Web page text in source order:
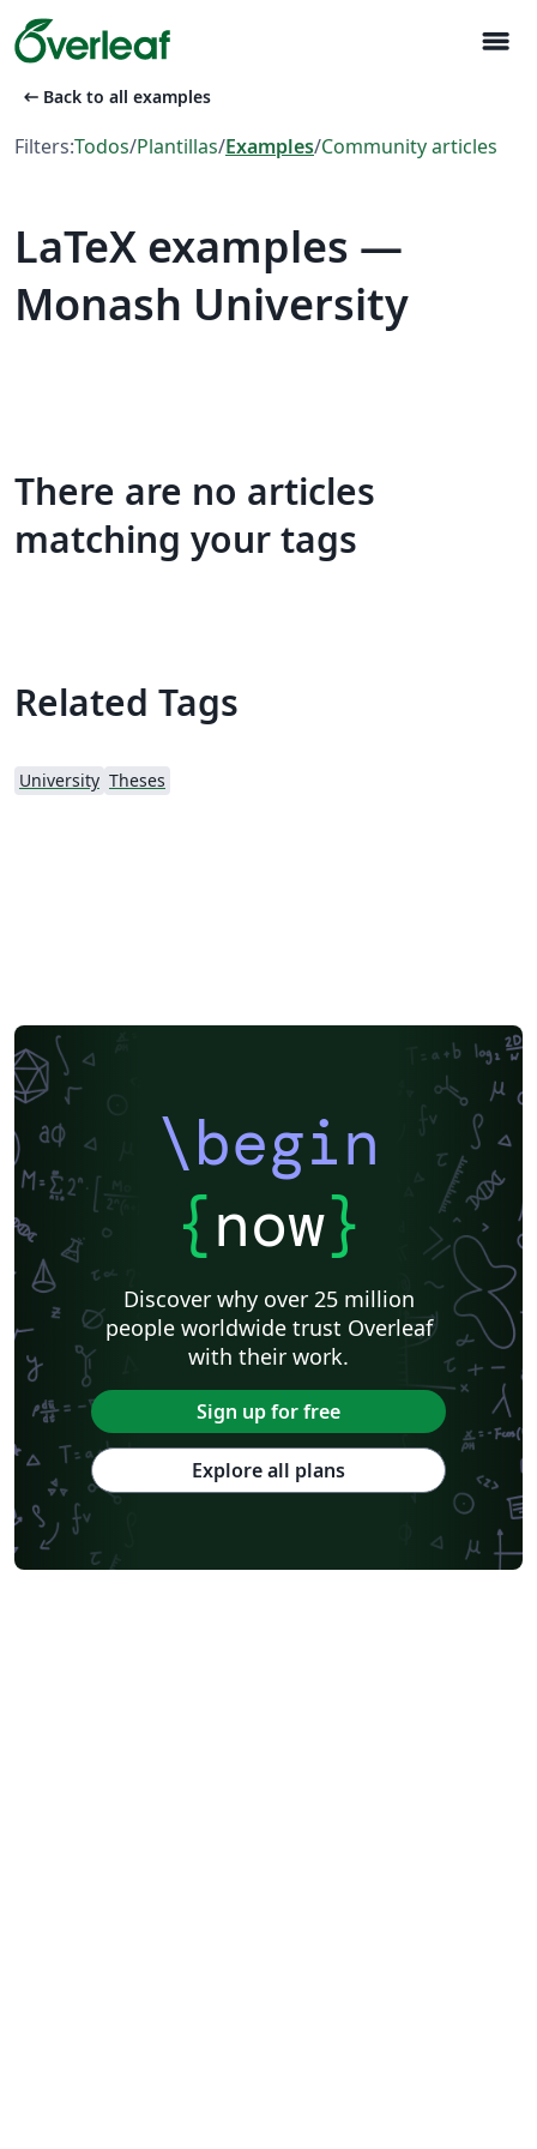
menu
arrow_left_alt Back to all examples
Filters:Todos/Plantillas/Examples/Community articles
LaTeX examples —
Monash University
There are no articles
matching your tags
Related Tags
University Theses
\begin
{now}
Discover why over 25 million
people worldwide trust Overleaf
with their work.
Sign up for free
Explore all plans